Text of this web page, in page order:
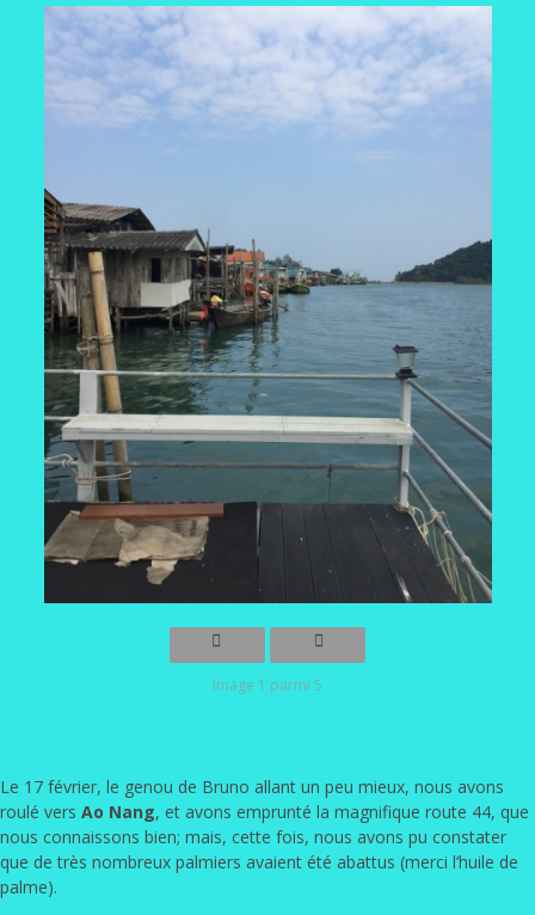
Image 1 parmi 5
Le 17 février, le genou de Bruno allant un peu mieux, nous avons
roulé vers Ao Nang, et avons emprunté la magnifique route 44, que
nous connaissons bien; mais, cette fois, nous avons pu constater
que de très nombreux palmiers avaient été abattus (merci l’huile de
palme).